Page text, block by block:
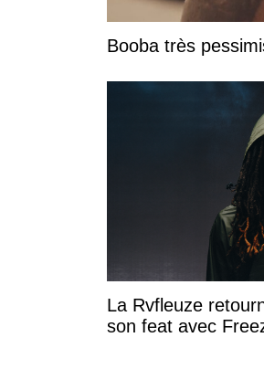
Booba très
La Rvfleuze
son feat avec